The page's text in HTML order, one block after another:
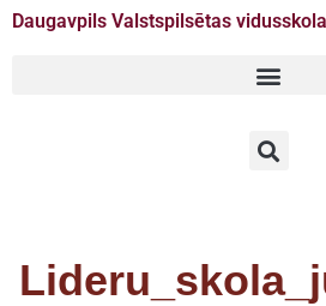
Daugavpils Valstspilsētas vidusskola